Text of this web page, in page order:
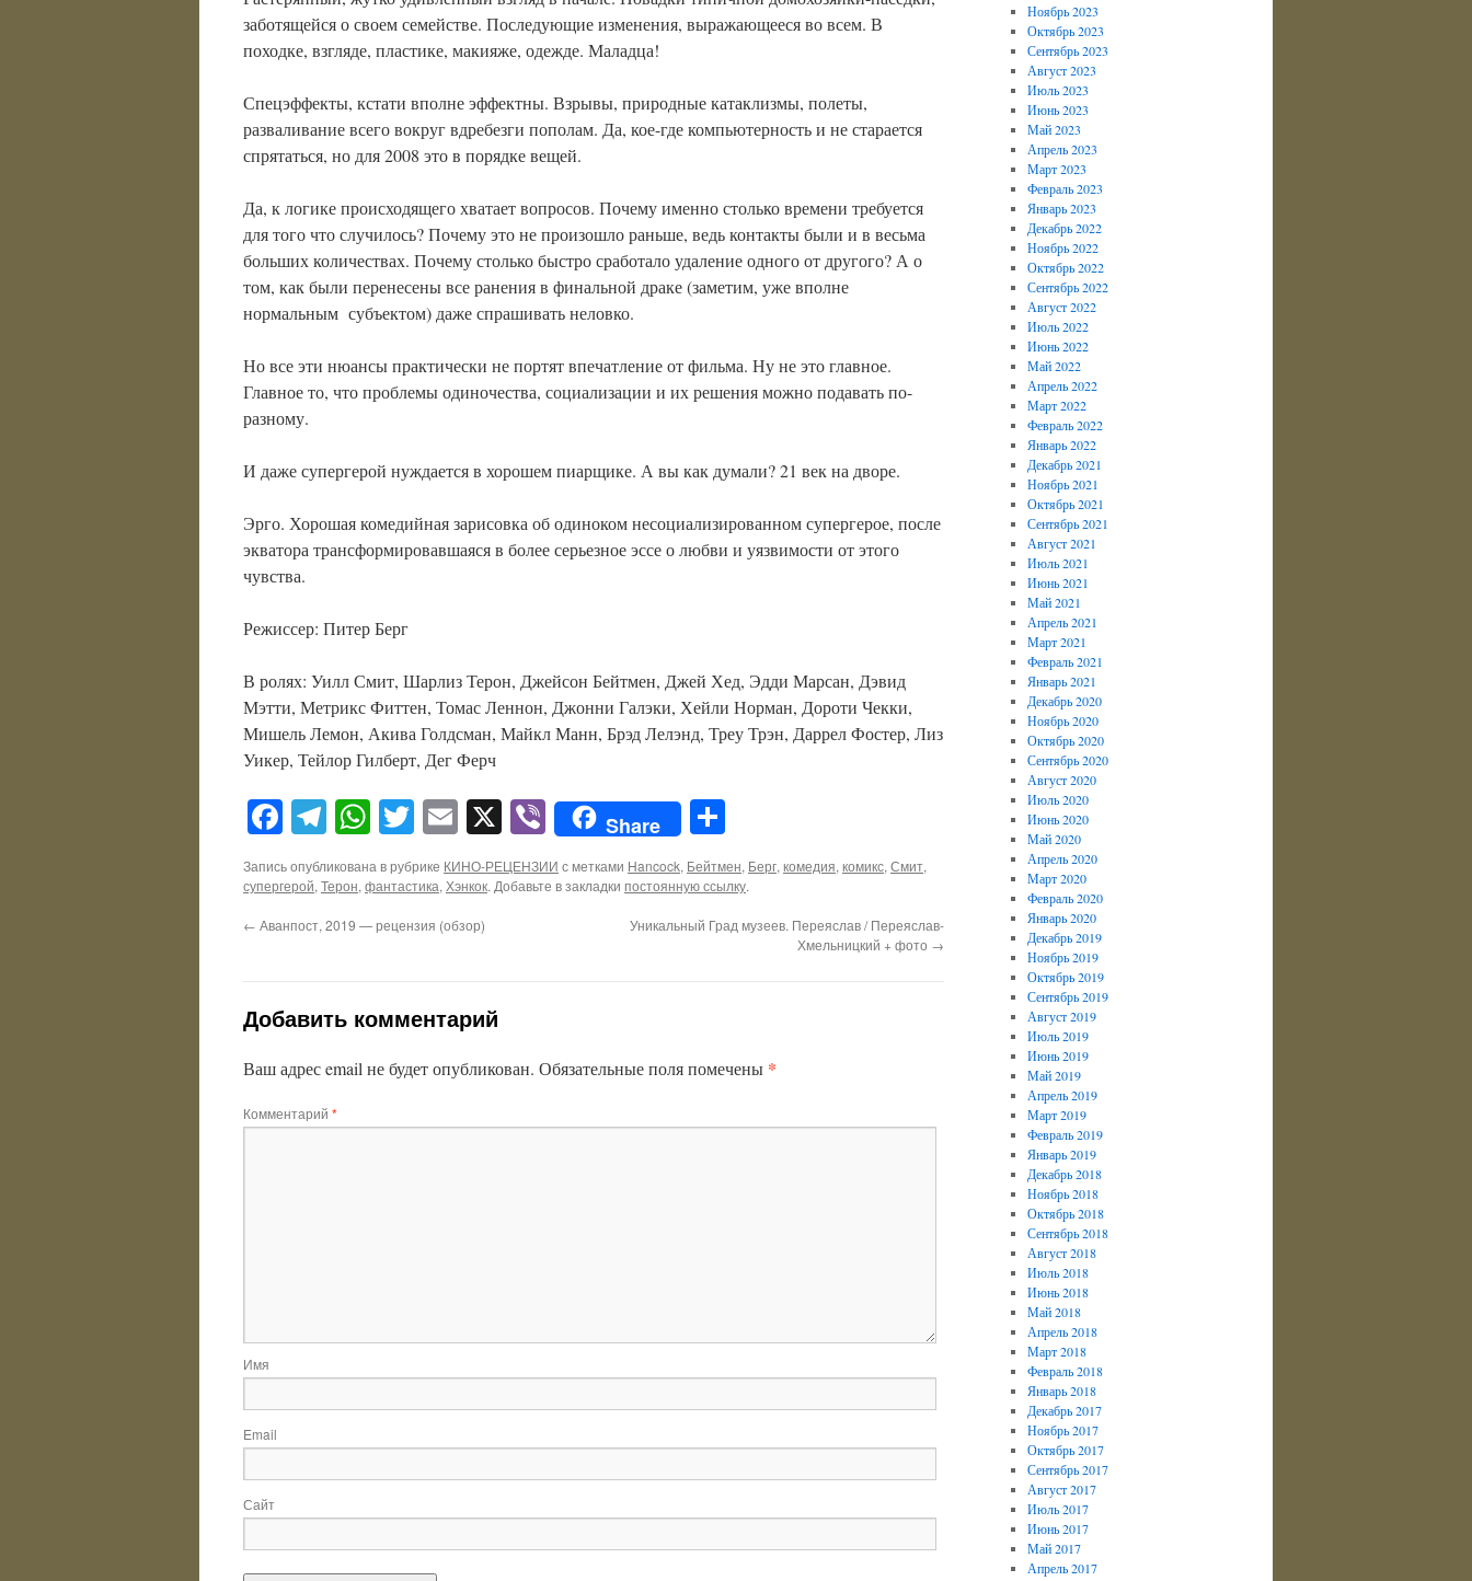
заботящейся о своем семействе. Последующие изменения, выражающееся во всем. В
походке, взгляде, пластике, макияже, одежде. Маладца!
Спецэффекты, кстати вполне эффектны. Взрывы, природные катаклизмы, полеты,
разваливание всего вокруг вдребезги пополам. Да, кое-где компьютерность и не старается
спрятаться, но для 2008 это в порядке вещей.
Да, к логике происходящего хватает вопросов. Почему именно столько времени требуется
для того что случилось? Почему это не произошло раньше, ведь контакты были и в весьма
больших количествах. Почему столько быстро сработало удаление одного от другого? А о
том, как были перенесены все ранения в финальной драке (заметим, уже вполне
нормальным субъектом) даже спрашивать неловко.
Но все эти нюансы практически не портят впечатление от фильма. Ну не это главное.
Главное то, что проблемы одиночества, социализации и их решения можно подавать по-
разному.
И даже супергерой нуждается в хорошем пиарщике. А вы как думали? 21 век на дворе.
Эрго. Хорошая комедийная зарисовка об одиноком несоциализированном супергерое, после
экватора трансформировавшаяся в более серьезное эссе о любви и уязвимости от этого
чувства.
Режиссер: Питер Берг
В ролях: Уилл Смит, Шарлиз Терон, Джейсон Бейтмен, Джей Хед, Эдди Марсан, Дэвид
Мэтти, Метрикс Фиттен, Томас Леннон, Джонни Галэки, Хейли Норман, Дороти Чекки,
Мишель Лемон, Акива Голдсман, Майкл Манн, Брэд Лелэнд, Треу Трэн, Даррел Фостер, Лиз
Уикер, Тейлор Гилберт, Дег Ферч
Facebook
Telegram
WhatsApp
Twitter
Email
X ViberShare
Запись опубликована в рубрике КИНО-РЕЦЕНЗИИ с метками Hancock, Бейтмен, Берг,комедия,комикс,Смит,
супергерой,Терон,фантастика,Хэнкок. Добавьте в закладки постоянную ссылку.
← Аванпост, 2019 — рецензия (обзор)
Уникальный Град музеев. Переяслав / Переяслав-
Хмельницкий + фото →
Добавить комментарий
Ваш адрес email не будет опубликован. Обязательные поля помечены *
Комментарий *
Имя
Email
Сайт
Ноябрь 2023
Октябрь 2023
Сентябрь 2023
Август 2023
Июль 2023
Июнь 2023
Май 2023
Апрель 2023
Март 2023
Февраль 2023
Январь 2023
Декабрь 2022
Ноябрь 2022
Октябрь 2022
Сентябрь 2022
Август 2022
Июль 2022
Июнь 2022
Май 2022
Апрель 2022
Март 2022
Февраль 2022
Январь 2022
Декабрь 2021
Ноябрь 2021
Октябрь 2021
Сентябрь 2021
Август 2021
Июль 2021
Июнь 2021
Май 2021
Апрель 2021
Март 2021
Февраль 2021
Январь 2021
Декабрь 2020
Ноябрь 2020
Октябрь 2020
Сентябрь 2020
Август 2020
Июль 2020
Июнь 2020
Май 2020
Апрель 2020
Март 2020
Февраль 2020
Январь 2020
Декабрь 2019
Ноябрь 2019
Октябрь 2019
Сентябрь 2019
Август 2019
Июль 2019
Июнь 2019
Май 2019
Апрель 2019
Март 2019
Февраль 2019
Январь 2019
Декабрь 2018
Ноябрь 2018
Октябрь 2018
Сентябрь 2018
Август 2018
Июль 2018
Июнь 2018
Май 2018
Апрель 2018
Март 2018
Февраль 2018
Январь 2018
Декабрь 2017
Ноябрь 2017
Октябрь 2017
Сентябрь 2017
Август 2017
Июль 2017
Июнь 2017
Май 2017
Апрель 2017